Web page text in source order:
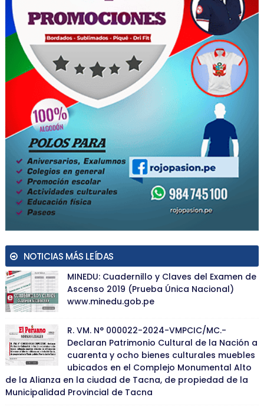
NOTICIAS MÁS LEÍDAS
MINEDU: Cuadernillo y Claves del Examen de
Ascenso 2019 (Prueba Única Nacional)
www.minedu.gob.pe
R. VM. N° 000022-2024-VMPCIC/MC.-
Declaran Patrimonio Cultural de la Nación a
cuarenta y ocho bienes culturales muebles
ubicados en el Complejo Monumental Alto
de la Alianza en la ciudad de Tacna, de propiedad de la
Municipalidad Provincial de Tacna